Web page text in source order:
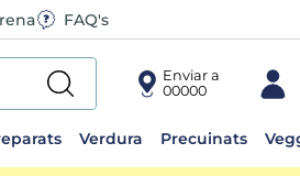
FAQ's
Enviar a
00000
Verdura Precuinats